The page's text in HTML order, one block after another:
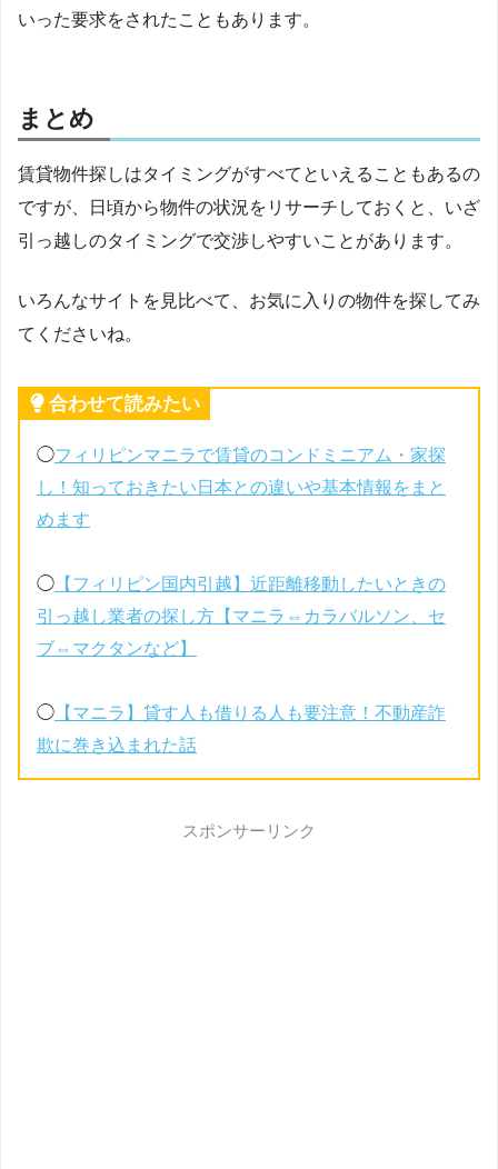
いった要求をされたこともあります。
まとめ
賃貸物件探しはタイミングがすべてといえることもあるの
ですが、日頃から物件の状況をリサーチしておくと、いざ
引っ越しのタイミングで交渉しやすいことがあります。
いろんなサイトを見比べて、お気に入りの物件を探してみ
てくださいね。
合わせて読みたい
◯フィリピンマニラで賃貸のコンドミニアム・家探
し！知っておきたい日本との違いや基本情報をまと
めます
◯ 【フィリピン国内引越】近距離移動したいときの
引っ越し業者の探し方【マニラ⇔カラバルソン、セ
ブ⇔マクタンなど】
◯ 【マニラ】貸す人も借りる人も要注意！不動産詐
欺に巻き込まれた話
スポンサーリンク